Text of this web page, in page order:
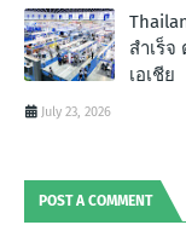
สำเร็
เอเชีย
July 23, 2026
POST A COMMENT